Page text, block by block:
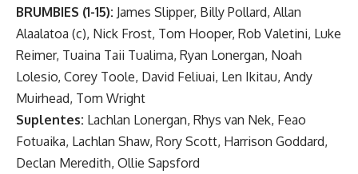
BRUMBIES (1-15): James Slipper, Billy Pollard, Allan
Alaalatoa (c), Nick Frost, Tom Hooper, Rob Valetini, Luke
Reimer, Tuaina Taii Tualima, Ryan Lonergan, Noah
Lolesio, Corey Toole, David Feliuai, Len Ikitau, Andy
Muirhead, Tom Wright
Suplentes: Lachlan Lonergan, Rhys van Nek, Feao
Fotuaika, Lachlan Shaw, Rory Scott, Harrison Goddard,
Declan Meredith, Ollie Sapsford